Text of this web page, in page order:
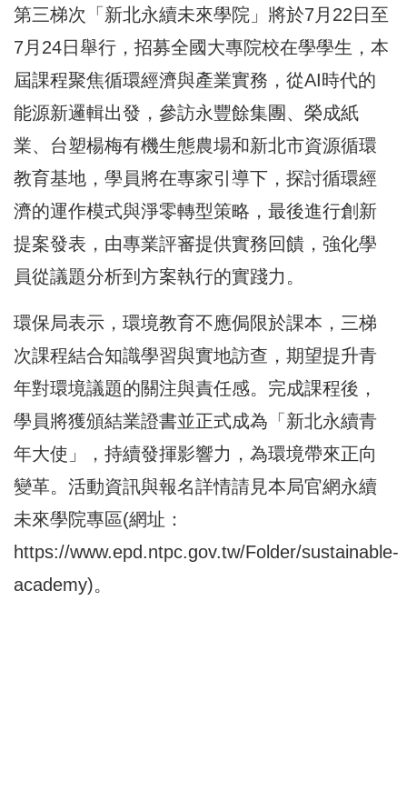
第三梯次「新北永續未來學院」將於7月22日至
7月24日舉行，招募全國大專院校在學學生，本
屆課程聚焦循環經濟與產業實務，從AI時代的
能源新邏輯出發，參訪永豐餘集團、榮成紙
業、台塑楊梅有機生態農場和新北市資源循環
教育基地，學員將在專家引導下，探討循環經
濟的運作模式與淨零轉型策略，最後進行創新
提案發表，由專業評審提供實務回饋，強化學
員從議題分析到方案執行的實踐力。
環保局表示，環境教育不應侷限於課本，三梯
次課程結合知識學習與實地訪查，期望提升青
年對環境議題的關注與責任感。完成課程後，
學員將獲頒結業證書並正式成為「新北永續青
年大使」，持續發揮影響力，為環境帶來正向
變革。活動資訊與報名詳情請見本局官網永續
未來學院專區(網址：
https://www.epd.ntpc.gov.tw/Folder/sustainable-
academy)。